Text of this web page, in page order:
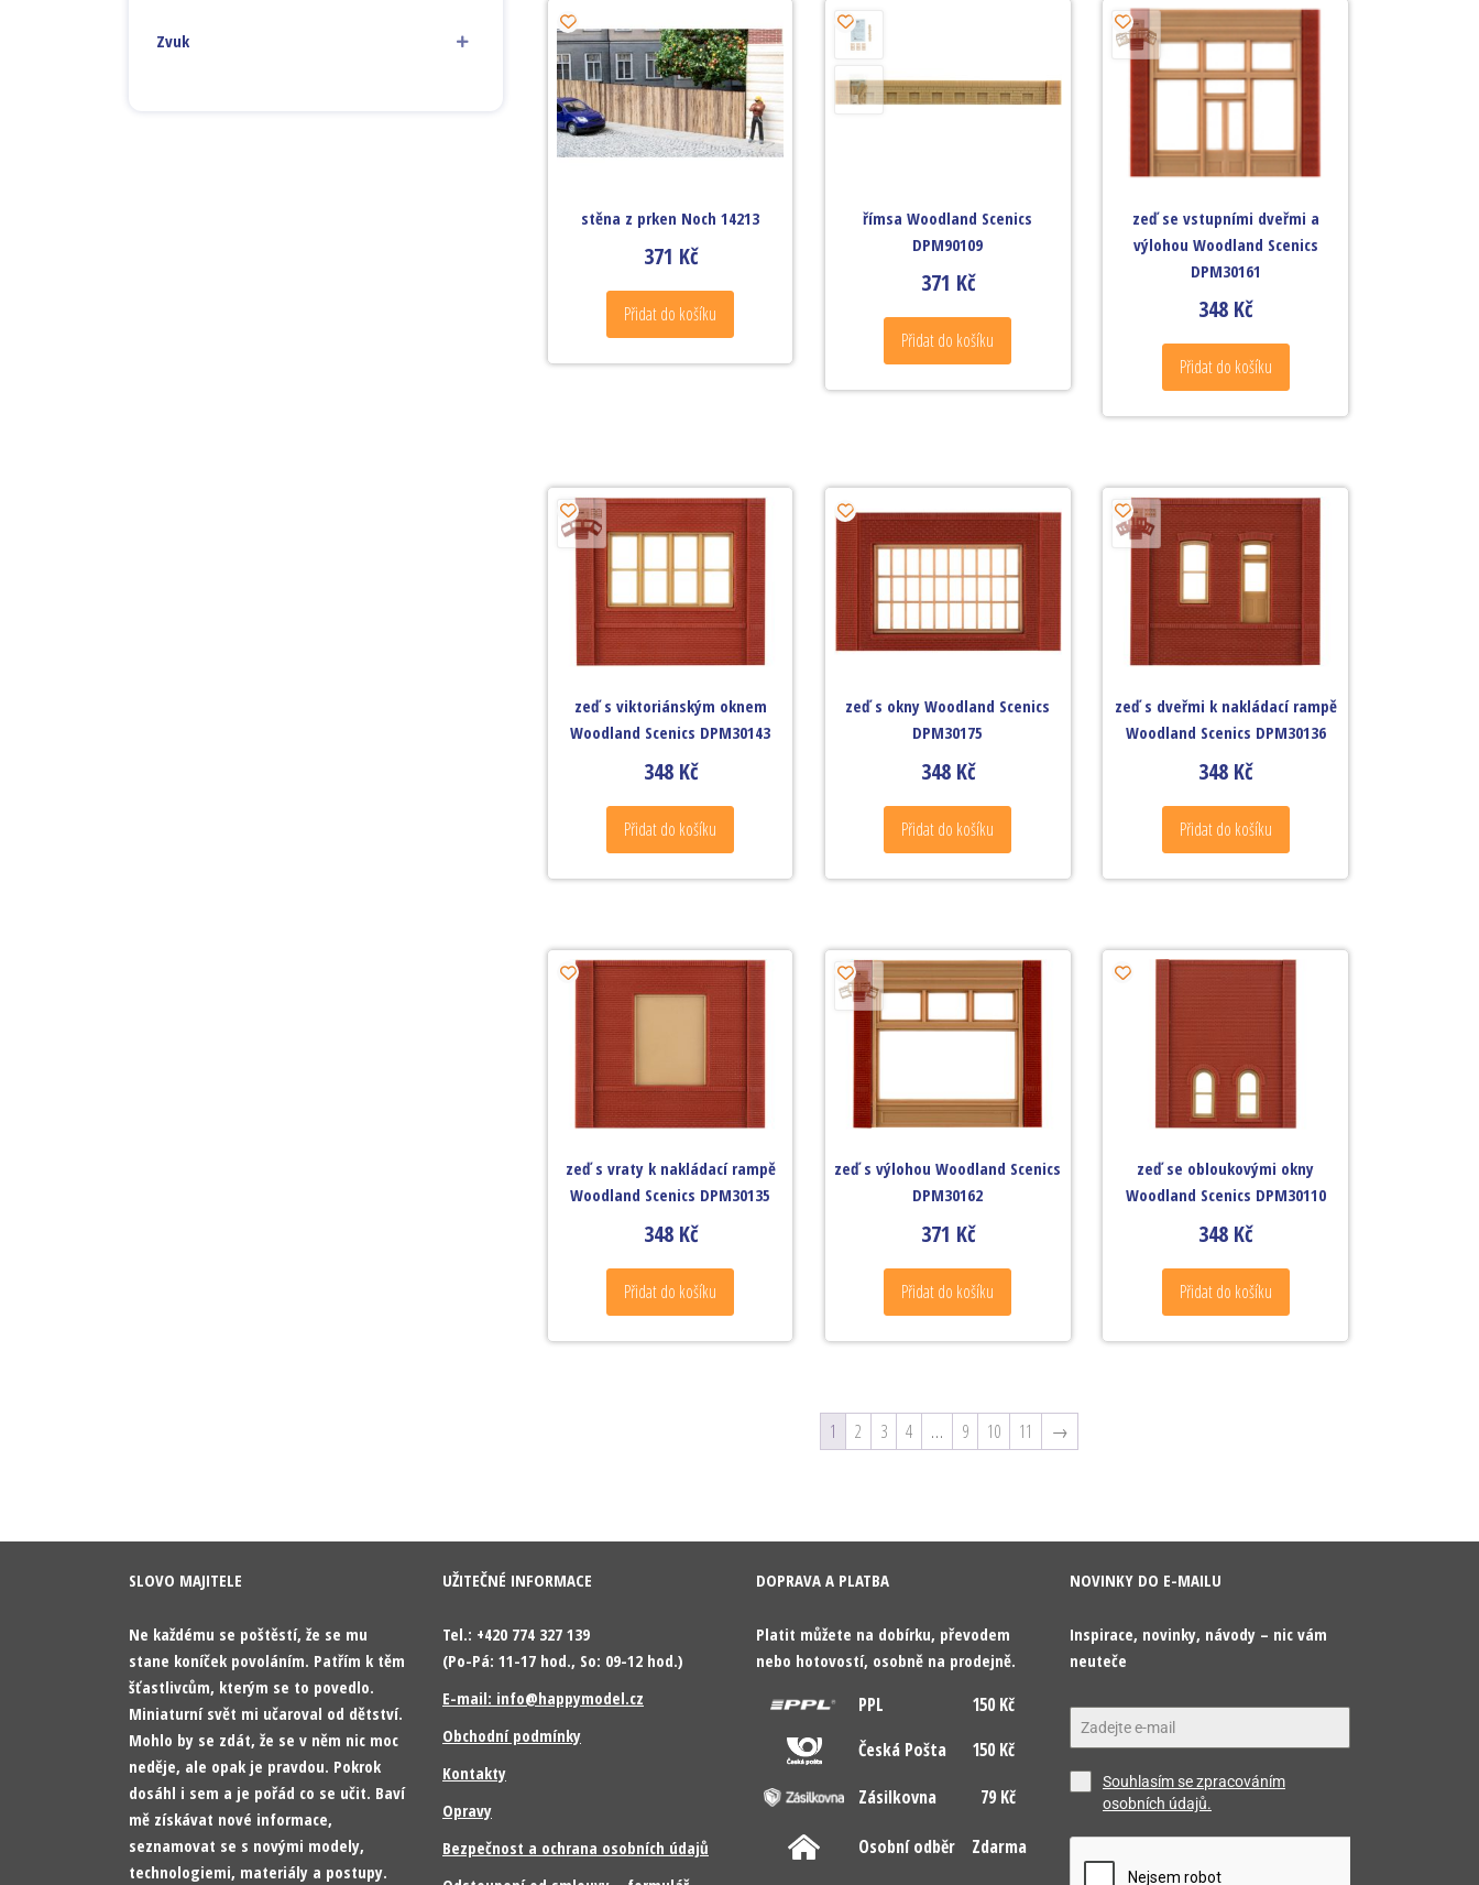
stěna z prken Noch 14213
371 Kč
Přidat do košíku
římsa Woodland Scenics
DPM90109
371 Kč
Přidat do košíku
zeď se vstupními dveřmi a
výlohou Woodland Scenics
DPM30161
348 Kč
Přidat do košíku
zeď s viktoriánským oknem
Woodland Scenics DPM30143
348 Kč
Přidat do košíku
zeď s okny Woodland Scenics
DPM30175
348 Kč
Přidat do košíku
zeď s dveřmi k nakládací rampě
Woodland Scenics DPM30136
348 Kč
Přidat do košíku
zeď s vraty k nakládací rampě
Woodland Scenics DPM30135
348 Kč
Přidat do košíku
zeď s výlohou Woodland Scenics
DPM30162
371 Kč
Přidat do košíku
zeď se obloukovými okny
Woodland Scenics DPM30110
348 Kč
Přidat do košíku
1 2 3 4 … 9 10 11 →
Zvuk
SLOVO MAJITELE
Ne každému se poštěstí, že se mu
stane koníček povoláním. Patřím k těm
šťastlivcům, kterým se to povedlo.
Miniaturní svět mi učaroval od dětství.
Mohlo by se zdát, že se v něm nic moc
neděje, ale opak je pravdou. Pokrok
dosáhl i sem a je pořád co se učit. Baví
mě získávat nové informace,
seznamovat se s novými modely,
technologiemi, materiály a postupy.
UŽITEČNÉ INFORMACE
Tel.: +420 774 327 139
(Po-Pá: 11-17 hod., So: 09-12 hod.)
E-mail: info@happymodel.cz
Obchodní podmínky
Kontakty
Opravy
Bezpečnost a ochrana osobních údajů
DOPRAVA A PLATBA
Platit můžete na dobírku, převodem
nebo hotovostí, osobně na prodejně.
PPL
150 Kč
Česká Pošta
150 Kč
Zásilkovna
79 Kč
Osobní odběr Zdarma
NOVINKY DO E-MAILU
Inspirace, novinky, návody – nic vám
neuteče
Souhlasím se zpracováním
osobních údajů.